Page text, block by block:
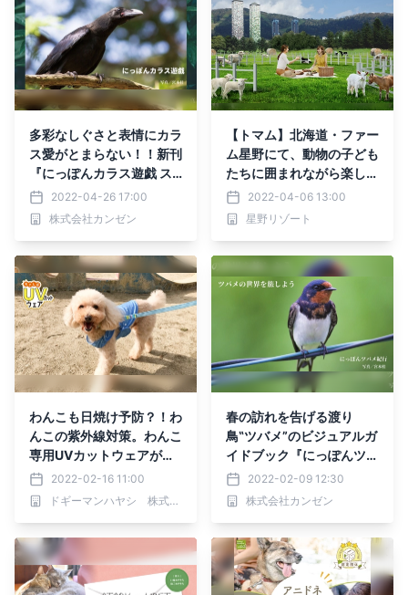
多彩なしぐさと表情にカラ
ス愛がとまらない！！新刊
『にっぽんカラス遊戯 ス
ーパービジュアル版』5月
6日発売！
2022-04-26 17:00
株式会社カンゼン
【トマム】北海道・ファー
ム星野にて、動物の子ども
たちに囲まれながら楽しむ
「ベビーアニマルピクニッ
ク」開催｜期間：2022年
5月20日～6月30日
2022-04-06 13:00
星野リゾート
わんこも日焼け予防？！わ
んこの紫外線対策。わんこ
専用UVカットウェアが２
月２１日に新発売！
2022-02-16 11:00
ドギーマンハヤシ 株式会社
春の訪れを告げる渡り
鳥‟ツバメ”のビジュアルガ
イドブック『にっぽんツバ
メ紀行』が発売！
2022-02-09 12:30
株式会社カンゼン